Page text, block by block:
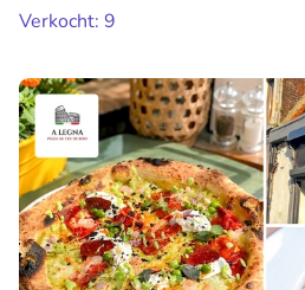
Verkocht: 9